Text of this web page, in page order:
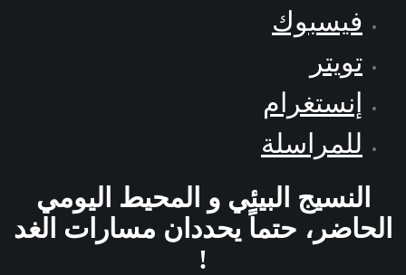
فيسبوك
تويتر
إنستغرام
للمراسلة
النسيج البيئي و المحيط اليومي
الحاضر، حتماً يحددان مسارات الغد
!